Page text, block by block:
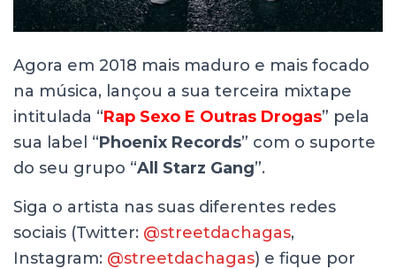
Agora em 2018 mais maduro e mais focado
na música, lançou a sua terceira mixtape
intitulada “Rap Sexo E Outras Drogas” pela
sua label “Phoenix Records” com o suporte
do seu grupo “All Starz Gang”.
Siga o artista nas suas diferentes redes
sociais (Twitter: @streetdachagas,
Instagram: @streetdachagas) e fique por